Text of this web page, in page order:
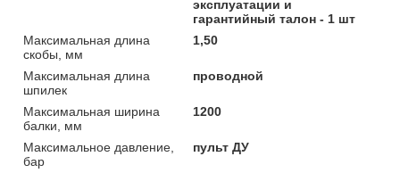
эксплуатации и
гарантийный талон - 1 шт
Максимальная длина
скобы, мм
1,50
Максимальная длина
шпилек
проводной
Максимальная ширина
балки, мм
1200
Максимальное давление,
бар
пульт ДУ